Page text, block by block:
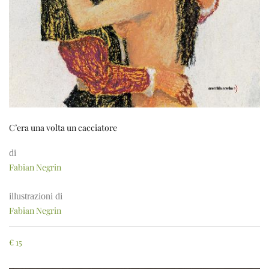
C’era una volta un cacciatore
di
Fabian Negrin
illustrazioni di
Fabian Negrin
€ 15